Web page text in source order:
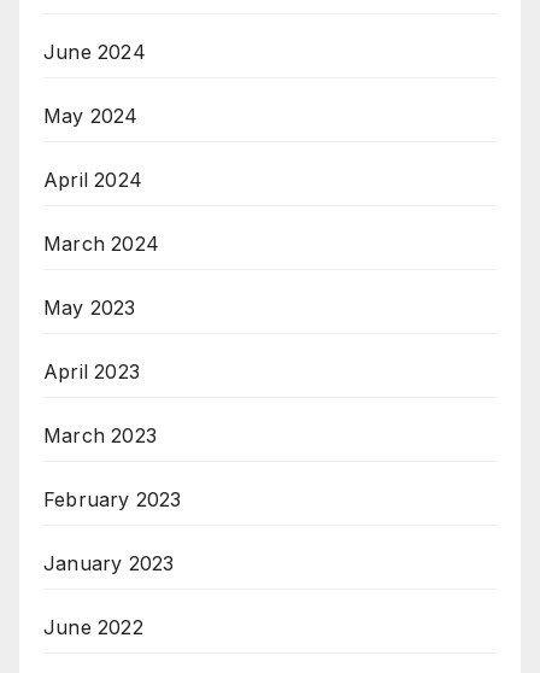
June 2024
May 2024
April 2024
March 2024
May 2023
April 2023
March 2023
February 2023
January 2023
June 2022